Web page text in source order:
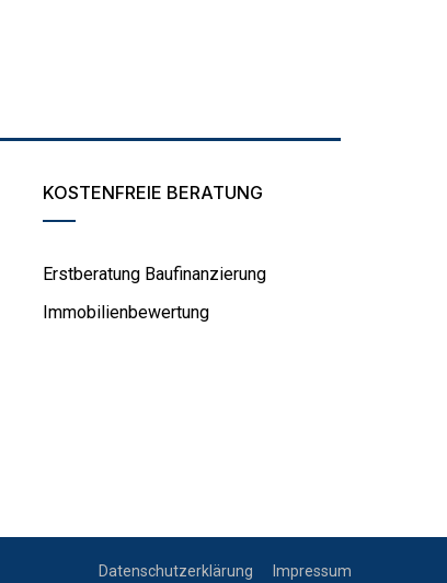
KOSTENFREIE BERATUNG
Erstberatung Baufinanzierung
Immobilienbewertung
Datenschutzerklärung Impressum